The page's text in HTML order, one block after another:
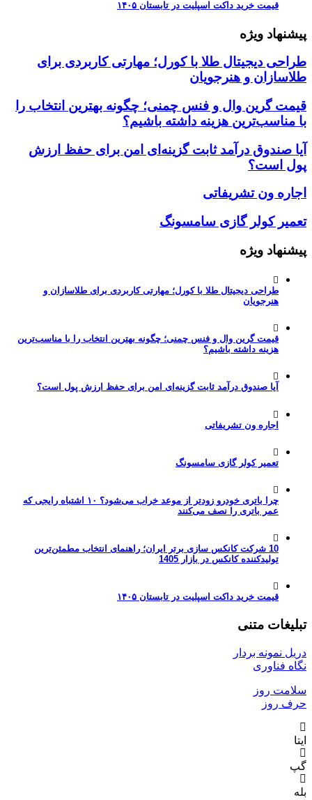
قیمت خرید داکت اسپلیت در تابستان ۱۴۰۵
پیشنهاد ویژه
طراحی دیجیتال طلا با کورل؛ مهارتی کاربردی برای
طلاسازان و هنرجویان
قیمت گرین وال و فنس چمنی؛ چگونه بهترین انتخاب را
با مناسب‌ترین هزینه داشته باشیم؟
آیا صندوق درآمد ثابت گزینه‌ای امن برای حفظ ارزش
پول است؟
اجاره ون تشریفاتی
تعمیر کولر گازی سامسونگ
پیشنهاد ویژه
طراحی دیجیتال طلا با کورل؛ مهارتی کاربردی برای طلاسازان و
هنرجویان
قیمت گرین وال و فنس چمنی؛ چگونه بهترین انتخاب را با مناسب‌ترین
هزینه داشته باشیم؟
آیا صندوق درآمد ثابت گزینه‌ای امن برای حفظ ارزش پول است؟
اجاره ون تشریفاتی
تعمیر کولر گازی سامسونگ
چرا باتری خودرو زودتر از موعد خراب می‌شود؟ ۱۰ اشتباه رایجی که
عمر باتری را نصف می‌کنند
10 شرکت کانکس سازی برتر ایران؛ راهنمای انتخاب مطمئن‌ترین
تولیدکننده کانکس در بازار 1405
قیمت خرید داکت اسپلیت در تابستان ۱۴۰۵
تبلیغات متنی
دریل نمونه بردار
نگاه فناوری
سلامت روز
حرف روز
ایتا
گپ
بله